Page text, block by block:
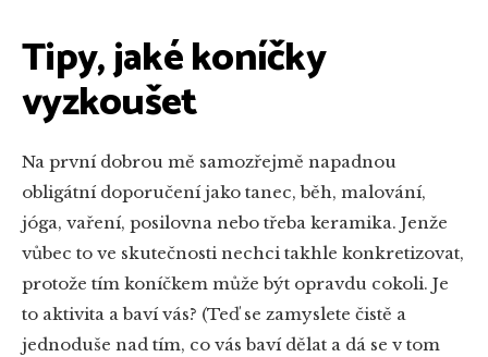
Tipy, jaké koníčky
vyzkoušet
Na první dobrou mě samozřejmě napadnou
obligátní doporučení jako tanec, běh, malování,
jóga, vaření, posilovna nebo třeba keramika. Jenže
vůbec to ve skutečnosti nechci takhle konkretizovat,
protože tím koníčkem může být opravdu cokoli. Je
to aktivita a baví vás? (Teď se zamyslete čistě a
jednoduše nad tím, co vás baví dělat a dá se v tom